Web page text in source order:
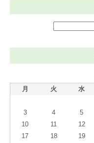
月 火 水
3
4 5
10
11 12
17
18 19